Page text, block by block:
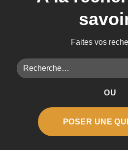
Faites vos
Recherche
pour :
OU
POSER UNE